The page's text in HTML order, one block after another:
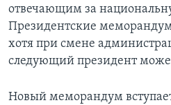
отвечающим за
Президентские
хотя при смене
следующий президент
Новый меморандум